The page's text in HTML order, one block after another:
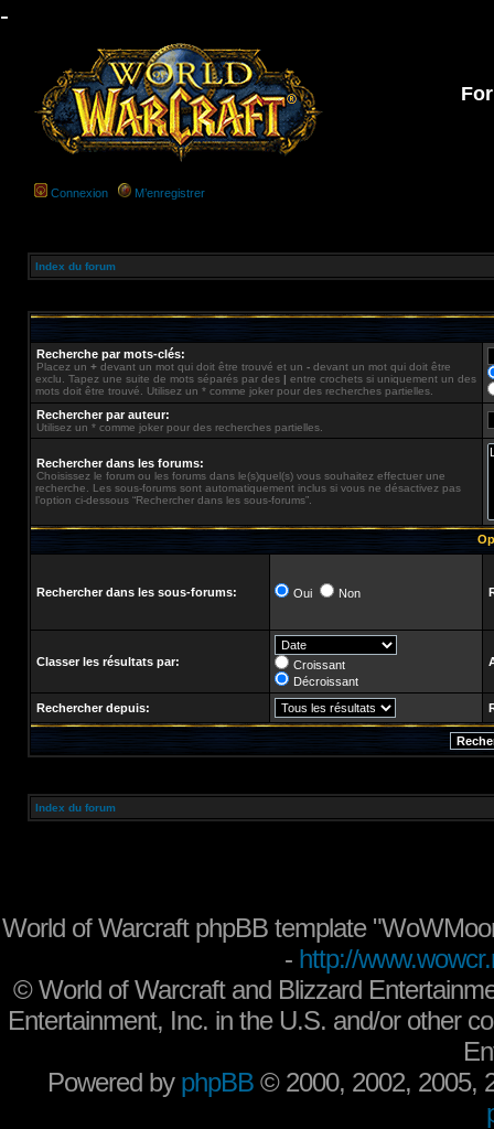
-
Connexion M’enregistrer
Index du forum
Recherche par mots-clés:
Placez un + devant un mot qui doit être trouvé et un - devant un mot qui doit être
exclu. Tapez une suite de mots séparés par des | entre crochets si uniquement un des
mots doit être trouvé. Utilisez un * comme joker pour des recherches partielles.
Rechercher par auteur:
Utilisez un * comme joker pour des recherches partielles.
Rechercher dans les forums:
Choisissez le forum ou les forums dans le(s)quel(s) vous souhaitez effectuer une
recherche. Les sous-forums sont automatiquement inclus si vous ne désactivez pas
l’option ci-dessous “Rechercher dans les sous-forums”.
Rechercher dans les sous-forums: Oui Non
Classer les résultats par:
Croissant
Décroissant
Rechercher depuis:
Index du forum
World of Warcraft phpBB template
- http://
©World of Warcraft and Blizzard
Entertainment, Inc. in the U.S. and/or other
Powered by phpBB © 2000, 2002, 2005,